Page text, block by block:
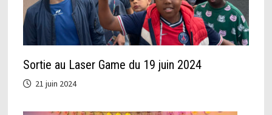
Sortie au Laser Game du 19 juin 2024
21 juin 2024